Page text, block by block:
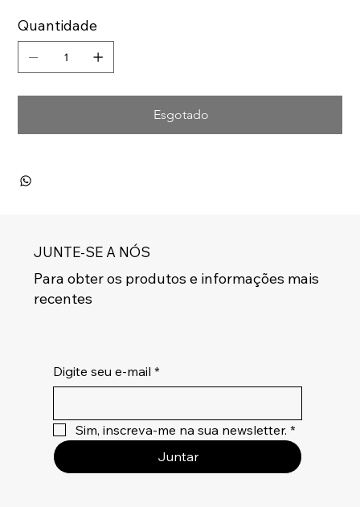
Quantidade
Esgotado
JUNTE-SE A NÓS
Para obter os produtos e informações mais
recentes
Digite seu e-mail *
Sim, inscreva-me na sua newsletter. *
Juntar